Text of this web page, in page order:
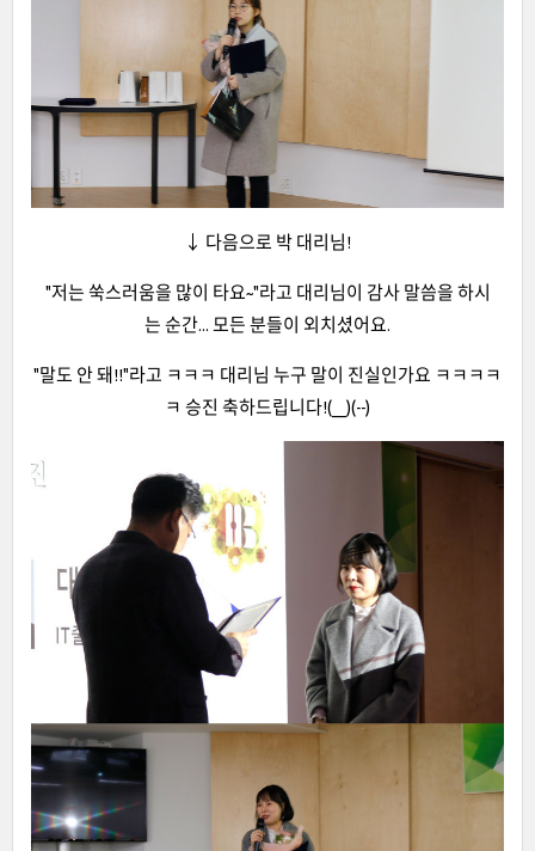
↓ 다음으로 박 대리님!
"저는 쑥스러움을 많이 타요~"라고 대리님이 감사 말씀을 하시
는 순간... 모든 분들이 외치셨어요.
"말도 안 돼!!"라고 ㅋㅋㅋ 대리님 누구 말이 진실인가요 ㅋㅋㅋㅋ
ㅋ 승진 축하드립니다!(__)(--)